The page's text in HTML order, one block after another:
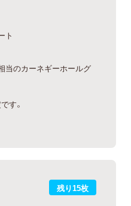
ト
当のカーネギーホールグ
す。
残り15枚